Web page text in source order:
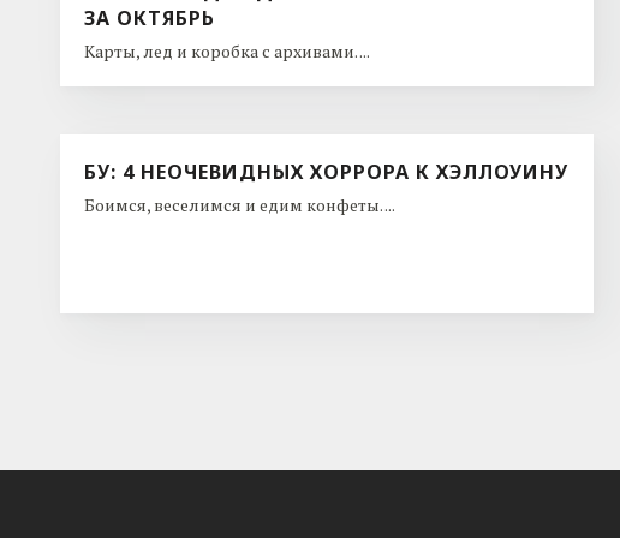
ЗА ОКТЯБРЬ
Карты, лед и коробка с архивами. ...
БУ: 4 НЕОЧЕВИДНЫХ ХОРРОРА К ХЭЛЛОУИНУ
Боимся, веселимся и едим конфеты. ...